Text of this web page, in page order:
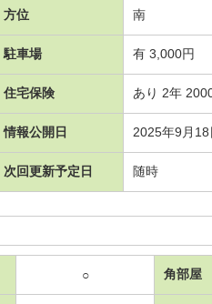
方位 南
駐車場 有 3,000円
住宅保険 あり 2年
情報公開日 2025年9月18
次回更新予定日 随時
○ 角部屋